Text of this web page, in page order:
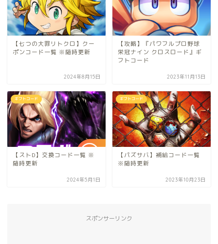
【七つの大罪リトクロ】クー
ポンコード一覧 ※随時更新
2024年8月15日
【攻略】『パワフルプロ野球
栄冠ナイン クロスロード』ギ
フトコード
2023年11月13日
ギフトコード
【ストD】交換コード一覧 ※
随時更新
2024年5月1日
ギフトコード
【パズサバ】補給コード一覧
※随時更新
2023年10月23日
スポンサーリンク